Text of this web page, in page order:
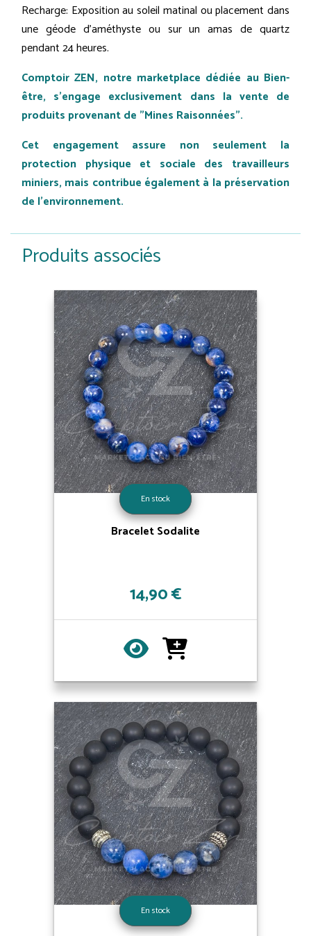
Recharge: Exposition au soleil matinal ou placement dans
une géode d’améthyste ou sur un amas de quartz
pendant 24 heures.
Comptoir ZEN, notre marketplace dédiée au Bien-
être, s'engage exclusivement dans la vente de
produits provenant de "Mines Raisonnées".
Cet engagement assure non seulement la
protection physique et sociale des travailleurs
miniers, mais contribue également à la préservation
de l'environnement.
Produits associés
En stock
Bracelet Sodalite
14,90 €
En stock